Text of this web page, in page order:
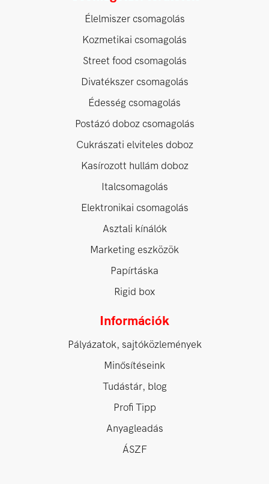
Élelmiszer csomagolás
Kozmetikai csomagolás
Street food csomagolás
Divatékszer csomagolás
Édesség csomagolás
Postázó doboz csomagolás
Cukrászati elviteles doboz
Kasírozott hullám doboz
Italcsomagolás
Elektronikai csomagolás
Asztali kínálók
Marketing eszközök
Papírtáska
Rigid box
Információk
Pályázatok, sajtóközlemények
Minősítéseink
Tudástár, blog
Profi Tipp
Anyagleadás
ÁSZF